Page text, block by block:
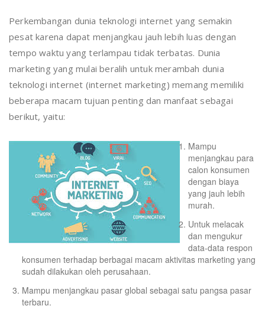
Perkembangan dunia teknologi internet yang semakin
pesat karena dapat menjangkau jauh lebih luas dengan
tempo waktu yang terlampau tidak terbatas. Dunia
marketing yang mulai beralih untuk merambah dunia
teknologi internet (internet marketing) memang memiliki
beberapa macam tujuan penting dan manfaat sebagai
berikut, yaitu:
Mampu
menjangkau para
calon konsumen
dengan biaya
yang jauh lebih
murah.
Untuk melacak
dan mengukur
data-data respon
konsumen terhadap berbagai macam aktivitas marketing yang
sudah dilakukan oleh perusahaan.
Mampu menjangkau pasar global sebagai satu pangsa pasar
terbaru.